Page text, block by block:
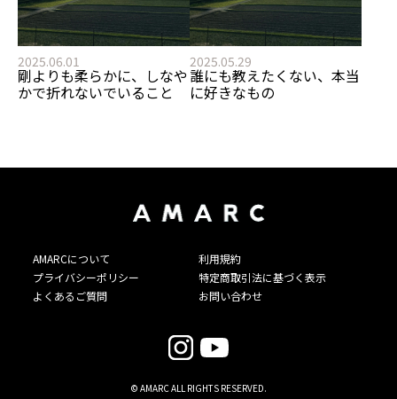
2025.06.01
剛よりも柔らかに、しなや
かで折れないでいること
2025.05.29
誰にも教えたくない、本当
に好きなもの
AMARCについて
利用規約
プライバシーポリシー
特定商取引法に基づく表示
よくあるご質問
お問い合わせ
© AMARC ALL RIGHTS RESERVED.